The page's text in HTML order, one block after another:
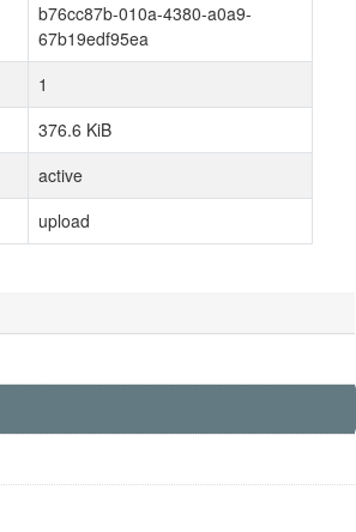
b76cc87b-010a-4380-a0a9-
67b19edf95ea
1
376.6 KiB
active
upload